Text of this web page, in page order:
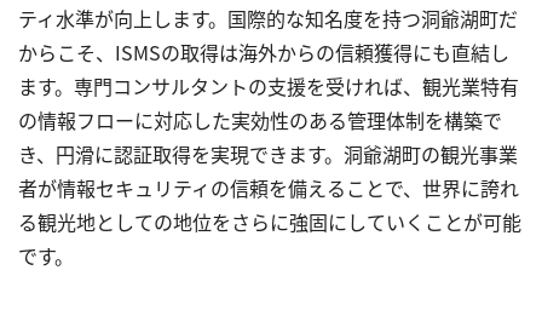
ティ水準が向上します。国際的な知名度を持つ洞爺湖町だ
からこそ、ISMSの取得は海外からの信頼獲得にも直結し
ます。専門コンサルタントの支援を受ければ、観光業特有
の情報フローに対応した実効性のある管理体制を構築で
き、円滑に認証取得を実現できます。洞爺湖町の観光事業
者が情報セキュリティの信頼を備えることで、世界に誇れ
る観光地としての地位をさらに強固にしていくことが可能
です。